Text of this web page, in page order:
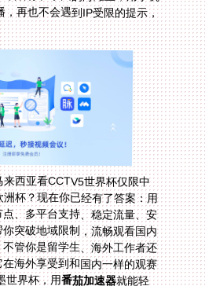
西亚看CCTV5世界杯仅限中
杯？现在你已经有了答案：用
、多平台支持、稳定流量、安
，能帮你突破地域限制，流畅观看国内
节目。不管你是留学生、海外工作者还
通过它在海外享受到和国内一样的观赛
世界杯，用番茄加速器就能轻